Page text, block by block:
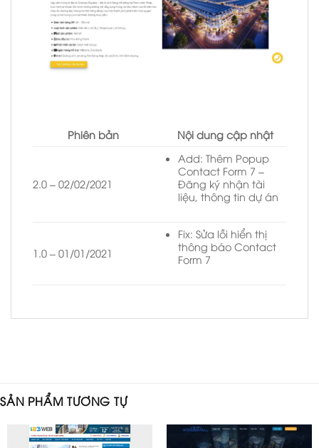
Phiên bản Nội dung cập nhật
2.0 – 02/02/2021
Add: Thêm Popup
Contact Form 7 –
Đăng ký nhận tài
liệu, thông tin dự án
1.0 – 01/01/2021
Fix: Sửa lỗi hiển thị
thông báo Contact
Form 7
SẢN PHẨM TƯƠNG TỰ